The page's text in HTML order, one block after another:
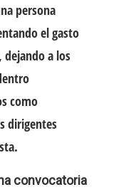
persona
el gasto
a los
como
dirigentes
convocatoria